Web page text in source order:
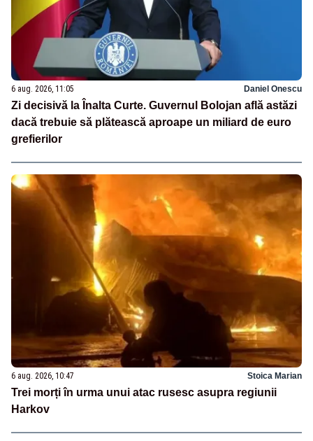
6 aug. 2026, 11:05 Daniel Onescu
Zi decisivă la Înalta Curte. Guvernul Bolojan află astăzi
dacă trebuie să plătească aproape un miliard de euro
grefierilor
6 aug. 2026, 10:47 Stoica Marian
Trei morți în urma unui atac rusesc asupra regiunii
Harkov